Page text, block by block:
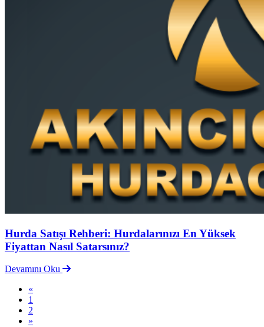
Hurda Satışı Rehberi: Hurdalarınızı En Yüksek
Fiyattan Nasıl Satarsınız?
Devamını Oku
«
1
2
»